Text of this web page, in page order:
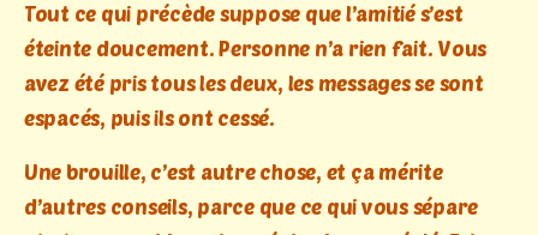
Tout ce qui précède suppose que l’amitié s’est
éteinte doucement. Personne n’a rien fait. Vous
avez été pris tous les deux, les messages se sont
espacés, puis ils ont cessé.
Une brouille, c’est autre chose, et ça mérite
d’autres conseils, parce que ce qui vous sépare